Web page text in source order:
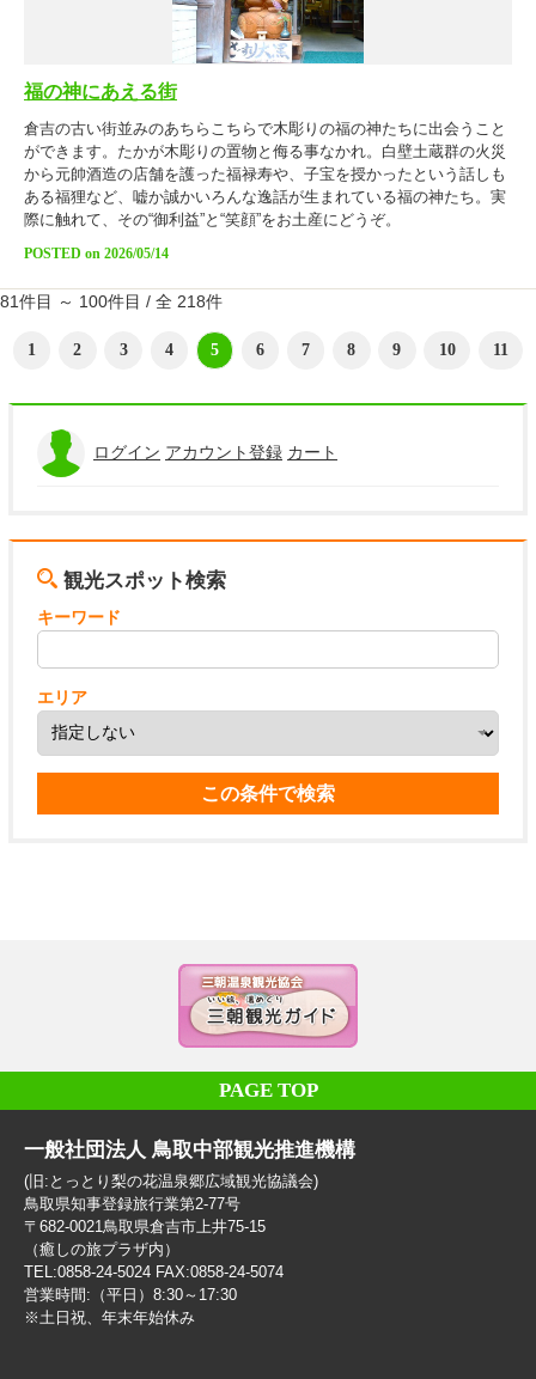
福の神にあえる街
倉吉の古い街並みのあちらこちらで木彫りの福の神たちに出会うこと
ができます。たかが木彫りの置物と侮る事なかれ。白壁土蔵群の火災
から元帥酒造の店舗を護った福禄寿や、子宝を授かったという話しも
ある福狸など、嘘か誠かいろんな逸話が生まれている福の神たち。実
際に触れて、その“御利益”と“笑顔”をお土産にどうぞ。
POSTED on 2026/05/14
81件目 ～ 100件目 / 全 218件
1 2 3 4 5 6 7 8 9 10 11
ログイン アカウント登録 カート
観光スポット検索
キーワード
エリア
PAGE TOP
一般社団法人 鳥取中部観光推進機構
(旧:とっとり梨の花温泉郷広域観光協議会)
鳥取県知事登録旅行業第2-77号
〒682-0021鳥取県倉吉市上井75-15
（癒しの旅プラザ内）
TEL:0858-24-5024 FAX:0858-24-5074
営業時間:（平日）8:30～17:30
※土日祝、年末年始休み